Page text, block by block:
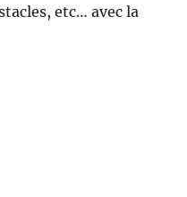
etc… avec la